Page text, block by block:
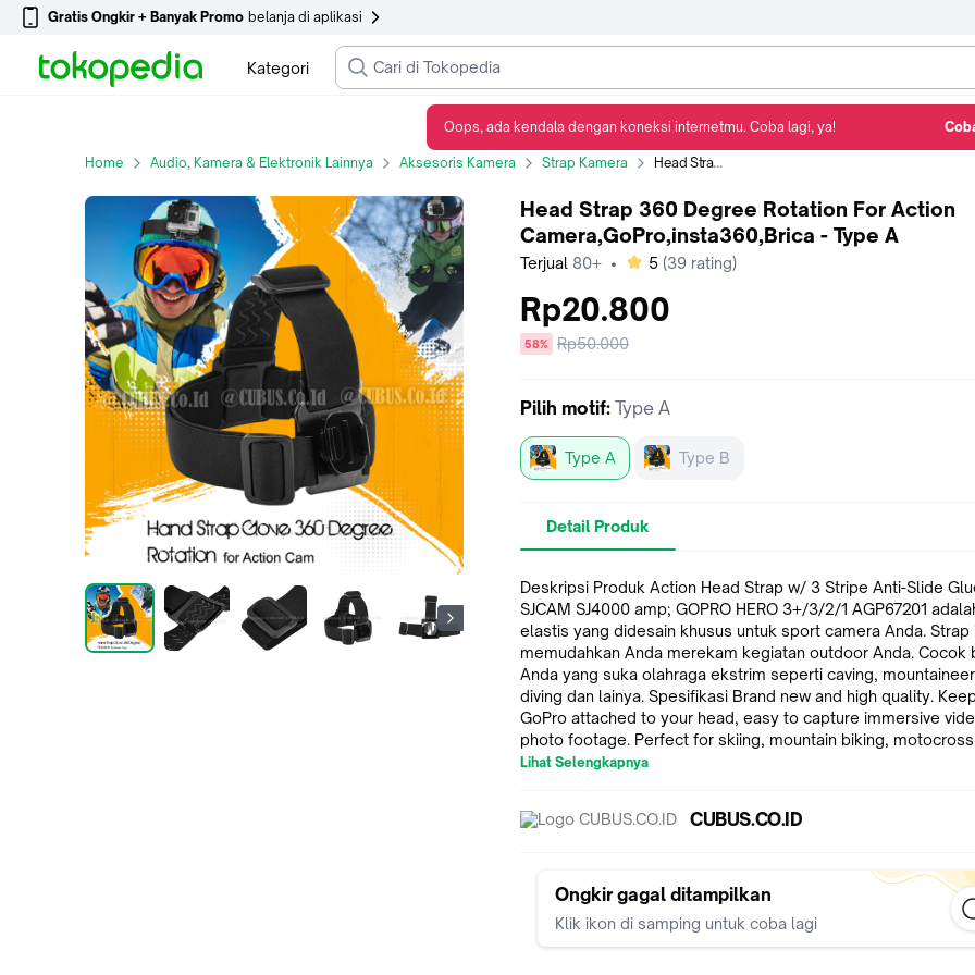
Gratis Ongkir + Banyak Promo belanja di aplikasi
Kategori
Home Audio, Kamera & Elektronik Lainnya Aksesoris Kamera Strap Kamera Head Strap 360 Degree Rotation For Action Camera,GoPro,insta360,Brica - Type A
Head Strap 360 Degree Rotation For Action
Camera,GoPro,insta360,Brica - Type A
Terjual 80+ • bintang
5 (39 rating)
Rp20.800
diskon
58%
Harga
Rp50.000
Pilih motif: Type A
Type A Type B
Detail Produk
Deskripsi Produk Action Head Strap w/ 3 Stripe Anti-Slide
SJCAM SJ4000 amp; GOPRO HERO 3+/3/2/1 AGP67201 adalah strap
elastis yang didesain khusus untuk sport camera Anda. Strap
memudahkan Anda merekam kegiatan outdoor Anda. Cocok
Anda yang suka olahraga ekstrim seperti caving,
diving dan lainya. Spesifikasi Brand new and high quality. Keep your
GoPro attached to your head, easy to capture immersive
photo footage. Perfect for skiing, mountain biking,
paddle sports, or any activity where you want to get a view of the
material: ABS plastic with anti slip gel. Device Type: Action
Lihat Selengkapnya
CUBUS.CO.ID
Ongkir gagal ditampilkan
Klik ikon di samping untuk coba lagi
Oops, ada kendala dengan koneksi internetmu. Coba lagi, ya!